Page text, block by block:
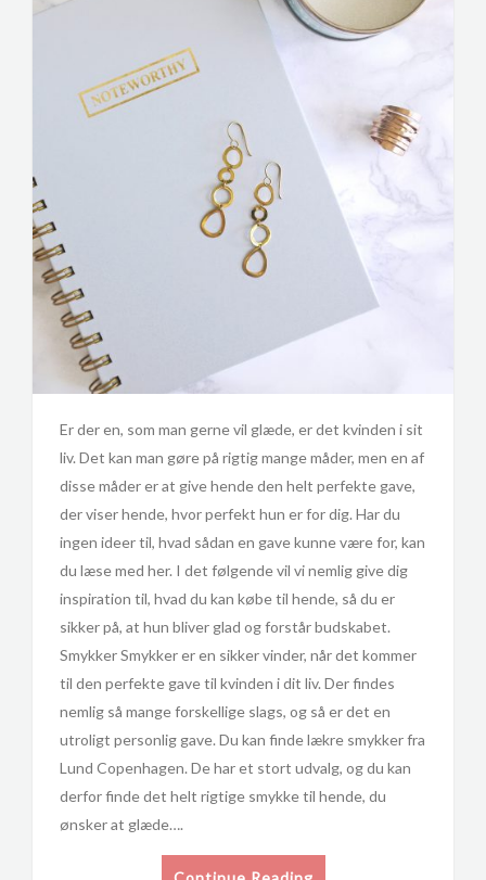
Er der en, som man gerne vil glæde, er det kvinden i sit
liv. Det kan man gøre på rigtig mange måder, men en af
disse måder er at give hende den helt perfekte gave,
der viser hende, hvor perfekt hun er for dig. Har du
ingen ideer til, hvad sådan en gave kunne være for, kan
du læse med her. I det følgende vil vi nemlig give dig
inspiration til, hvad du kan købe til hende, så du er
sikker på, at hun bliver glad og forstår budskabet.
Smykker Smykker er en sikker vinder, når det kommer
til den perfekte gave til kvinden i dit liv. Der findes
nemlig så mange forskellige slags, og så er det en
utroligt personlig gave. Du kan finde lækre smykker fra
Lund Copenhagen. De har et stort udvalg, og du kan
derfor finde det helt rigtige smykke til hende, du
ønsker at glæde….